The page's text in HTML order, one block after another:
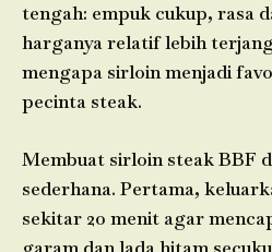
tengah: empuk cukup, rasa
harganya relatif lebih
mengapa sirloin menjadi
pecinta steak.
Membuat sirloin steak BBF
sederhana. Pertama,
sekitar 20 menit agar
garam dan lada hitam